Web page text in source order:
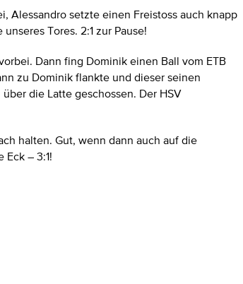
Alessandro setzte einen Freistoss auch knapp
Tores. 2:1 zur Pause!
Dann fing Dominik einen Ball vom ETB
zu Dominik flankte und dieser seinen
die Latte geschossen. Der HSV
halten. Gut, wenn dann auch auf die
– 3:1!